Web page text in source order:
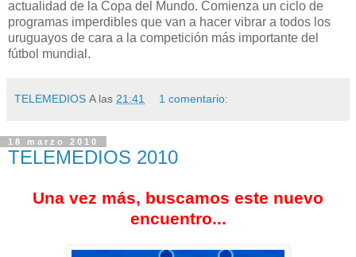
actualidad de la Copa del Mundo. Comienza un ciclo de
programas imperdibles que van a hacer vibrar a todos los
uruguayos de cara a la competición más importante del
fútbol mundial.
TELEMEDIOS A las 21:41 1 comentario:
18 marzo 2010
TELEMEDIOS 2010
Una vez más, buscamos este nuevo
encuentro...